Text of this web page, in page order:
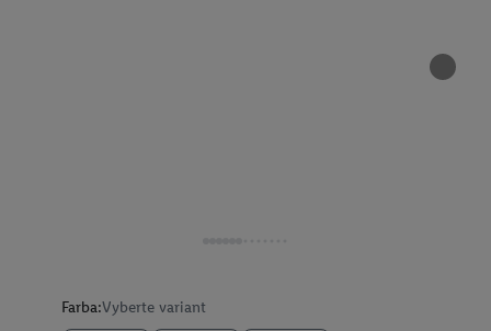
Farba:Vyberte variant